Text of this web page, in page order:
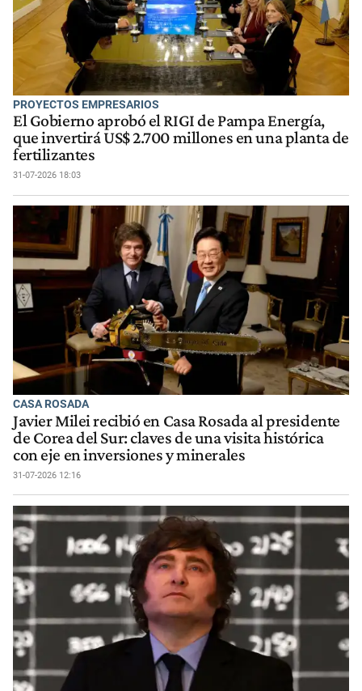
PROYECTOS EMPRESARIOS
El Gobierno aprobó el RIGI de Pampa Energía,
que invertirá US$ 2.700 millones en una planta de
fertilizantes
31-07-2026 18:03
CASA ROSADA
Javier Milei recibió en Casa Rosada al presidente
de Corea del Sur: claves de una visita histórica
con eje en inversiones y minerales
31-07-2026 12:16